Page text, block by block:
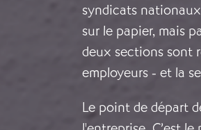
syndicats
sur le papier, mais
deux sections sont
employeurs - et la
Le point de départ